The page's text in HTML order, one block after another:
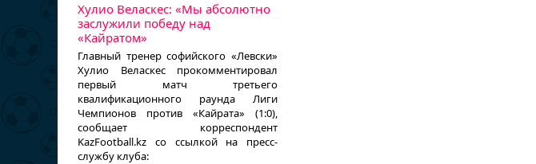
Хулио Веласкес: «Мы абсолютно
заслужили победу над
«Кайратом»
Главный тренер софийского «Левски»
Хулио Веласкес прокомментировал
первый матч третьего
квалификационного раунда Лиги
Чемпионов против «Кайрата» (1:0),
сообщает корреспондент
KazFootball.kz со ссылкой на пресс-
службу клуба: